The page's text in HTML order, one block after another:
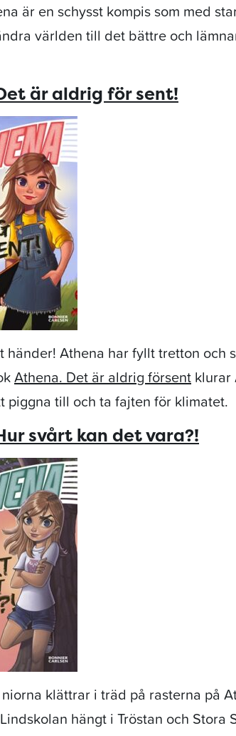
är en schysst kompis som med
världen till det bättre och
är aldrig för sent!
händer! Athena har fyllt tretton och
Athena. Det är aldrig försent klurar
piggna till och ta fajten för klimatet.
svårt kan det vara?!
klättrar i träd på rasterna på
hängt i Tröstan och Stora